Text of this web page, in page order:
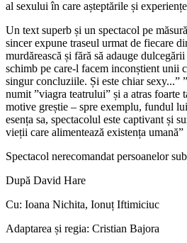
al sexului în care așteptările și
Un text superb și un spectacol pe
sincer expune traseul urmat de fiecare
murdărească și fără să adauge
schimb pe care-l facem inconștient unii
singur concluziile. Și este chiar sexy...”
numit ”viagra teatrului” și a atras foarte
motive greștie – spre exemplu, fundul
esența sa, spectacolul este captivant și
vieții care alimentează existența umană”
Spectacol nerecomandat persoanelor
După David Hare
Cu: Ioana Nichita, Ionuț Iftimiciuc
Adaptarea și regia: Cristian Bajora